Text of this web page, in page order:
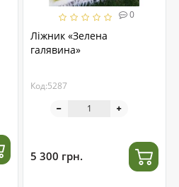
0
Ліжник «Зелена
галявина»
Код:5287
5 300 грн.